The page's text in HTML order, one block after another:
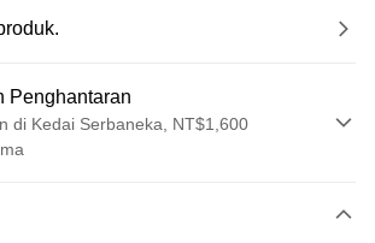
Penghantaran
di Kedai Serbaneka, NT$1,600
Penuh)